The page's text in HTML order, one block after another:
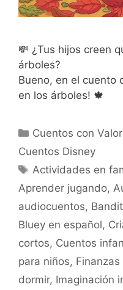
💸 ¿Tus hijos creen
árboles?
Bueno, en el cuento
en los árboles! 🍁
Categorías
Cuentos con
Cuentos Disney
Etiquetas
Actividades en
Aprender jugando,
audiocuentos,
Bluey en español,
cortos, Cuentos
para niños,
dormir, Imaginación